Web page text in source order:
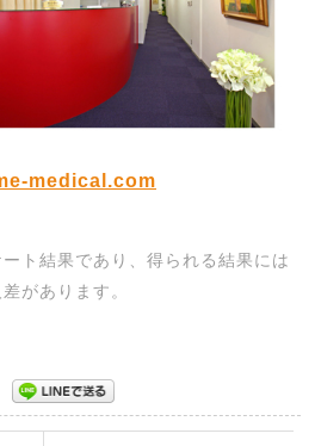
medical.com
ト結果であり、得られる結果には
があります。